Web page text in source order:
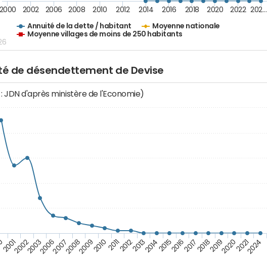
Annuité de la dette / habitant
Moyenne nationale
Moyenne villages de moins de 250 habitants
2000 2002 2006 2008 2010 2012 2014 2016 2018 2020 2022 202…
de désendettement de Devise
JDN d'après ministère de l'Economie)
20012002200320062007200820092010201120122013201420152016201720182019202020212024